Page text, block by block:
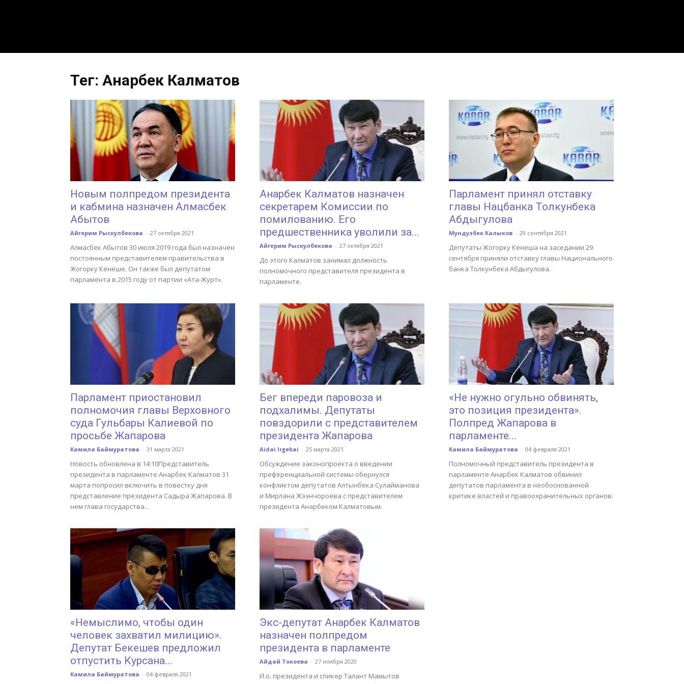
Тег: Анарбек Калматов
Новым полпредом президента
и кабмина назначен Алмасбек
Абытов
Айгерим Рыскулбекова - 27 октября 2021
Алмасбек Абытов 30 июля 2019 года был назначен
постоянным представителем правительства в
Жогорку Кенеше. Он также был депутатом
парламента в 2015 году от партии «Ата-Журт».
Анарбек Калматов назначен
секретарем Комиссии по
помилованию. Его
предшественника уволили за...
Айгерим Рыскулбекова - 27 октября 2021
До этого Калматов занимал должность
полномочного представителя президента в
парламенте.
Парламент принял отставку
главы Нацбанка Толкунбека
Абдыгулова
Мундузбек Калыков - 29 сентября 2021
Депутаты Жогорку Кенеша на заседании 29
сентября приняли отставку главы Национального
банка Толкунбека Абдыгулова.
Парламент приостановил
полномочия главы Верховного
суда Гульбары Калиевой по
просьбе Жапарова
Камила Баймуратова - 31 марта 2021
Новость обновлена в 14:10Представитель
президента в парламенте Анарбек Калматов 31
марта попросил включить в повестку дня
представление президента Садыра Жапарова. В
нем глава государства...
Бег впереди паровоза и
подхалимы. Депутаты
повздорили с представителем
президента Жапарова
Aidai Irgebai - 25 марта 2021
Обсуждение законопроекта о введении
преференциальной системы обернулся
конфликтом депутатов Алтынбека Сулайманова
и Мирлана Жээнчороева с представителем
президента Анарбеком Калматовым.
«Не нужно огульно обвинять,
это позиция президента».
Полпред Жапарова в
парламенте...
Камила Баймуратова - 04 февраля 2021
Полномочный представитель президента в
парламенте Анарбек Калматов обвинил
депутатов парламента в необоснованной
критике властей и правоохранительных органов.
«Немыслимо, чтобы один
человек захватил милицию».
Депутат Бекешев предложил
отпустить Курсана...
Камила Баймуратова - 04 февраля 2021
Экс-депутат Анарбек Калматов
назначен полпредом
президента в парламенте
Айдай Токоева - 27 ноября 2020
И.о. президента и спикер Талант Мамытов